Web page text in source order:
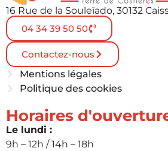
16 Rue de la Souleïado, 30132
04 34 39 50 50
Contactez-nous
Mentions légales
Politique des cookies
Horaires
Le lundi :
9h – 12h / 14h – 18h